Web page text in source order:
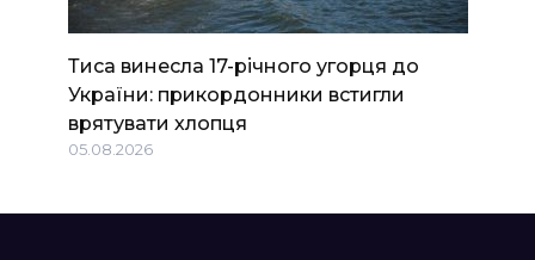
Тиса винесла 17-річного угорця до
України: прикордонники встигли
врятувати хлопця
05.08.2026